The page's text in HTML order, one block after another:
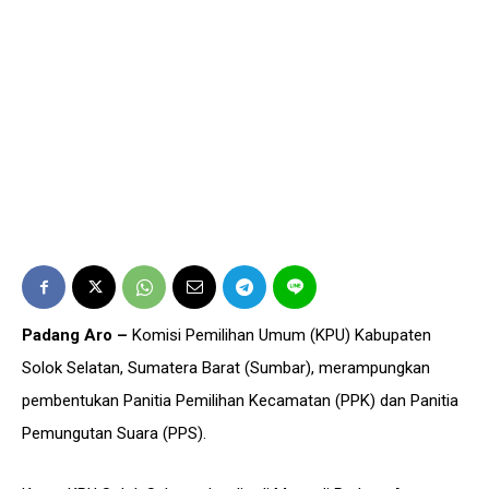
Padang Aro – Komisi Pemilihan Umum (KPU) Kabupaten
Solok Selatan, Sumatera Barat (Sumbar), merampungkan
pembentukan Panitia Pemilihan Kecamatan (PPK) dan Panitia
Pemungutan Suara (PPS).